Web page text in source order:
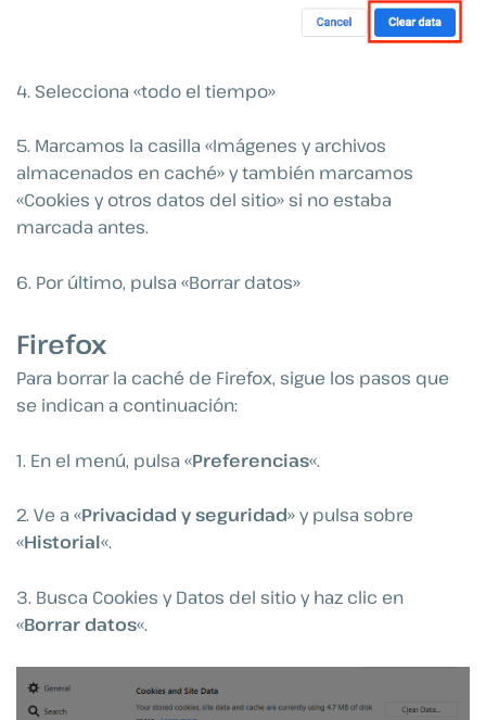
4. Selecciona «todo el tiempo»
5. Marcamos la casilla «Imágenes y archivos
almacenados en caché» y también marcamos
«Cookies y otros datos del sitio» si no estaba
marcada antes.
6. Por último, pulsa «Borrar datos»
Firefox
Para borrar la caché de Firefox, sigue los pasos que
se indican a continuación:
1. En el menú, pulsa «Preferencias«.
2. Ve a «Privacidad y seguridad» y pulsa sobre
«Historial«.
3. Busca Cookies y Datos del sitio y haz clic en
«Borrar datos«.